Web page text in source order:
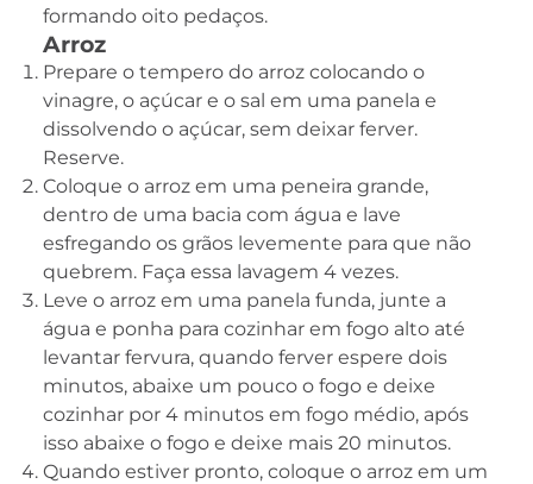
formando oito pedaços.
Arroz
Prepare o tempero do arroz colocando o
vinagre, o açúcar e o sal em uma panela e
dissolvendo o açúcar, sem deixar ferver.
Reserve.
Coloque o arroz em uma peneira grande,
dentro de uma bacia com água e lave
esfregando os grãos levemente para que não
quebrem. Faça essa lavagem 4 vezes.
Leve o arroz em uma panela funda, junte a
água e ponha para cozinhar em fogo alto até
levantar fervura, quando ferver espere dois
minutos, abaixe um pouco o fogo e deixe
cozinhar por 4 minutos em fogo médio, após
isso abaixe o fogo e deixe mais 20 minutos.
Quando estiver pronto, coloque o arroz em um